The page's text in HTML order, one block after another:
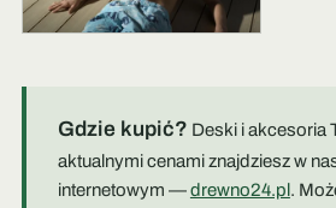
Gdzie kupić? Deski i akcesoria
aktualnymi cenami znajdziesz w
internetowym —drewno24.pl.